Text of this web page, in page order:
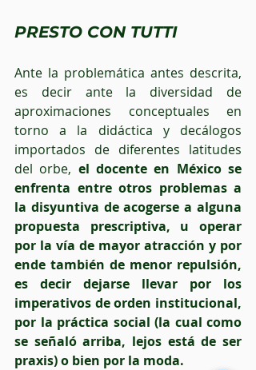
PRESTO CON TUTTI
Ante la problemática antes descrita,
es decir ante la diversidad de
aproximaciones conceptuales en
torno a la didáctica y decálogos
importados de diferentes latitudes
del orbe, el docente en México se
enfrenta entre otros problemas a
la disyuntiva de acogerse a alguna
propuesta prescriptiva, u operar
por la vía de mayor atracción y por
ende también de menor repulsión,
es decir dejarse llevar por los
imperativos de orden institucional,
por la práctica social (la cual como
se señaló arriba, lejos está de ser
praxis) o bien por la moda.